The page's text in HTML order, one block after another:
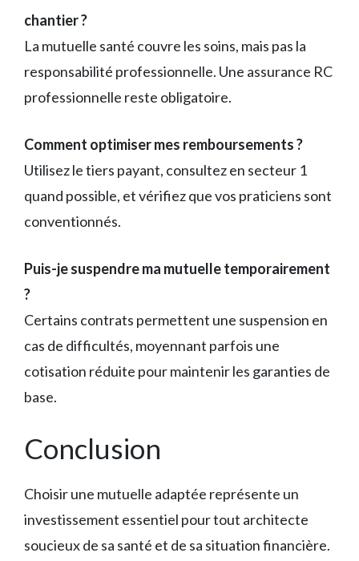
chantier ?
La mutuelle santé couvre les soins, mais pas la
responsabilité professionnelle. Une assurance RC
professionnelle reste obligatoire.
Comment optimiser mes remboursements ?
Utilisez le tiers payant, consultez en secteur 1
quand possible, et vérifiez que vos praticiens sont
conventionnés.
Puis-je suspendre ma mutuelle temporairement
?
Certains contrats permettent une suspension en
cas de difficultés, moyennant parfois une
cotisation réduite pour maintenir les garanties de
base.
Conclusion
Choisir une mutuelle adaptée représente un
investissement essentiel pour tout architecte
soucieux de sa santé et de sa situation financière.